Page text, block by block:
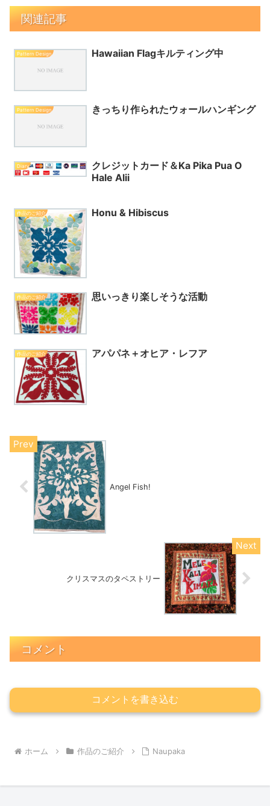
関連記事
Pattern Design Hawaiian Flagキルティング中
Pattern Design きっちり作られたウォールハンギング
Diary
クレジットカード＆Ka Pika Pua O
Hale Alii
作品のご紹介 Honu & Hibiscus
作品のご紹介 思いっきり楽しそうな活動
作品のご紹介 アパパネ＋オヒア・レフア
Angel Fish!
クリスマスのタペストリー
コメント
コメントを書き込む
ホーム 作品のご紹介 Naupaka